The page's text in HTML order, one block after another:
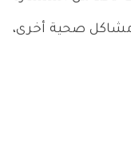
صحية أخرى،